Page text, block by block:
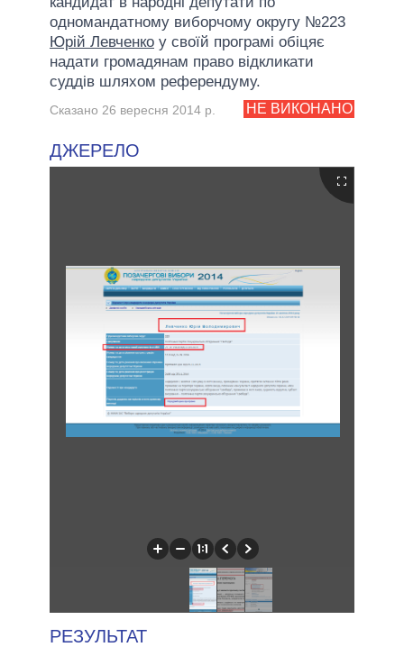
одномандатному виборчому округу №223
Юрій Левченко у своїй програмі обіцяє
надати громадянам право відкликати
суддів шляхом референдуму.
НЕ ВИКОНАНО
Сказано 26 вересня 2014 р.
ДЖЕРЕЛО
РЕЗУЛЬТАТ